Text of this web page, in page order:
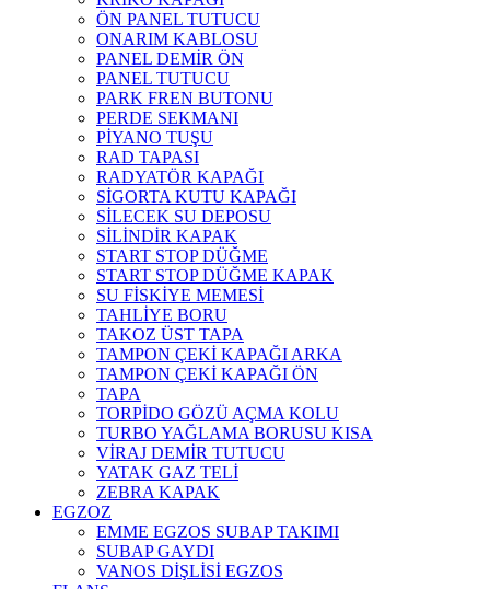
ÖN PANEL TUTUCU
ONARIM KABLOSU
PANEL DEMİR ÖN
PANEL TUTUCU
PARK FREN BUTONU
PERDE SEKMANI
PİYANO TUŞU
RAD TAPASI
RADYATÖR KAPAĞI
SİGORTA KUTU KAPAĞI
SİLECEK SU DEPOSU
SİLİNDİR KAPAK
START STOP DÜĞME
START STOP DÜĞME KAPAK
SU FİSKİYE MEMESİ
TAHLİYE BORU
TAKOZ ÜST TAPA
TAMPON ÇEKİ KAPAĞI ARKA
TAMPON ÇEKİ KAPAĞI ÖN
TAPA
TORPİDO GÖZÜ AÇMA KOLU
TURBO YAĞLAMA BORUSU KISA
VİRAJ DEMİR TUTUCU
YATAK GAZ TELİ
ZEBRA KAPAK
EGZOZ
EMME EGZOS SUBAP TAKIMI
SUBAP GAYDI
VANOS DİŞLİSİ EGZOS